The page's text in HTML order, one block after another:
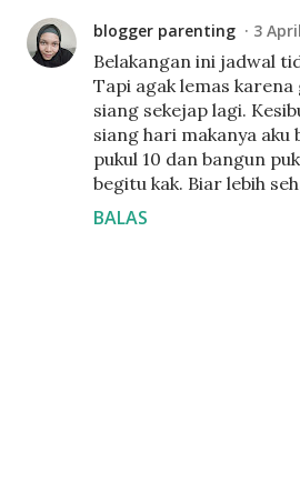
blogger parenting 3
Belakangan ini jadwal
Tapi agak lemas
siang sekejap lagi.
siang hari makanya
pukul 10 dan bangun
begitu kak. Biar lebih
BALAS